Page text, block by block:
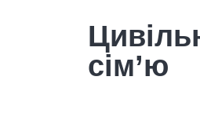
сім’ю